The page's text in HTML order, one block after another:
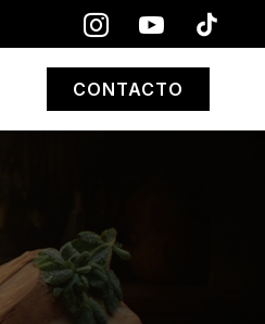
CONTACTO